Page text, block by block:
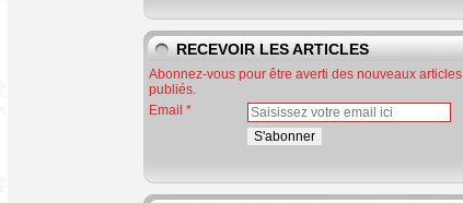
RECEVOIR LES ARTICLES
Abonnez-vous pour être averti des nouveaux articles
publiés.
Email